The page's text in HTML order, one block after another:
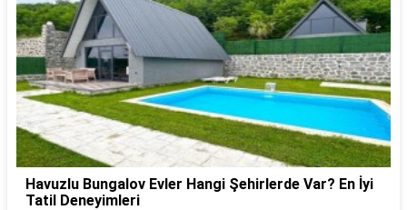
Havuzlu Bungalov Evler Hangi Şehirlerde Var? En İyi
Tatil Deneyimleri